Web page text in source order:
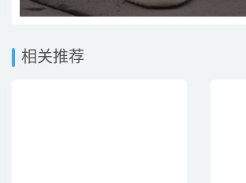
相关推荐